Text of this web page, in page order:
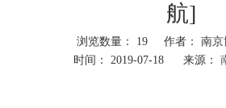
航]
浏览数量： 19 作者： 南
时间： 2019-07-18 来源：